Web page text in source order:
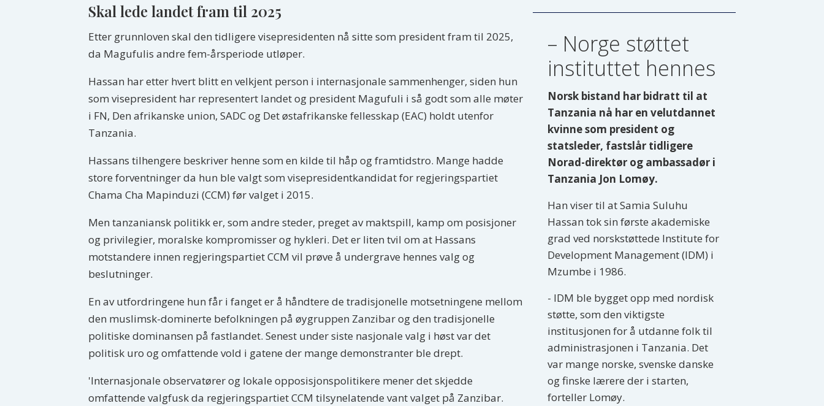
– Norge støttet
instituttet hennes
Norsk bistand har bidratt til at
Tanzania nå har en velutdannet
kvinne som president og
statsleder, fastslår tidligere
Norad-direktør og ambassadør i
Tanzania Jon Lomøy.
Han viser til at Samia Suluhu
Hassan tok sin første akademiske
grad ved norskstøttede Institute for
Development Management (IDM) i
Mzumbe i 1986.
- IDM ble bygget opp med nordisk
støtte, som den viktigste
institusjonen for å utdanne folk til
administrasjonen i Tanzania. Det
var mange norske, svenske danske
og finske lærere der i starten,
forteller Lomøy.
Skal lede landet fram til 2025
Etter grunnloven skal den tidligere visepresidenten nå sitte som president fram til 2025,
da Magufulis andre fem-årsperiode utløper.
Hassan har etter hvert blitt en velkjent person i internasjonale sammenhenger, siden hun
som visepresident har representert landet og president Magufuli i så godt som alle møter
i FN, Den afrikanske union, SADC og Det østafrikanske fellesskap (EAC) holdt utenfor
Tanzania.
Hassans tilhengere beskriver henne som en kilde til håp og framtidstro. Mange hadde
store forventninger da hun ble valgt som visepresidentkandidat for regjeringspartiet
Chama Cha Mapinduzi (CCM) før valget i 2015.
Men tanzaniansk politikk er, som andre steder, preget av maktspill, kamp om posisjoner
og privilegier, moralske kompromisser og hykleri. Det er liten tvil om at Hassans
motstandere innen regjeringspartiet CCM vil prøve å undergrave hennes valg og
beslutninger.
En av utfordringene hun får i fanget er å håndtere de tradisjonelle motsetningene mellom
den muslimsk-dominerte befolkningen på øygruppen Zanzibar og den tradisjonelle
politiske dominansen på fastlandet. Senest under siste nasjonale valg i høst var det
politisk uro og omfattende vold i gatene der mange demonstranter ble drept.
'Internasjonale observatører og lokale opposisjonspolitikere mener det skjedde
omfattende valgfusk da regjeringspartiet CCM tilsynelatende vant valget på Zanzibar.